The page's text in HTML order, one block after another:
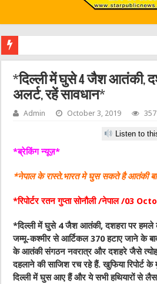
*दिल्ली में घुसे 4 जैश आतंकी,
अलर्ट, रहें सावधान*
Admin October 3, 2019
Listen to
*ब्रेकिंग न्यूज़*
*नेपाल के रास्ते.भारत मे घुस सकते है आतंकी
*रिपोर्टर रतन गुप्ता सोनौली /नेपाल /03
*दिल्ली में घुसे 4 जैश आतंकी, दशहरा पर हमले
जम्मू-कश्मीर से आर्टिकल 370 हटाए जाने के
के आतंकी संगठन नवरात्र और दशहरे जैसे
दहलाने की साजिश रच रहे हैं. खुफिया रिपोर्ट
दिल्ली में घुस आए हैं और ये सभी हथियारों से